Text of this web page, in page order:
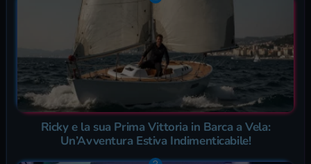
Ricky e la sua Prima Vittoria in Barca a Vela:
Un’Avventura Estiva Indimenticabile!